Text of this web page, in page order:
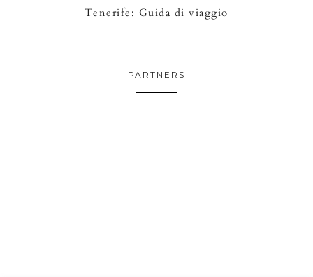
Tenerife: Guida di viaggio
PARTNERS